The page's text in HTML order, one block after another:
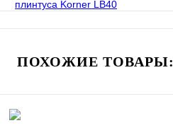
ПОХОЖИЕ ТОВАРЫ: